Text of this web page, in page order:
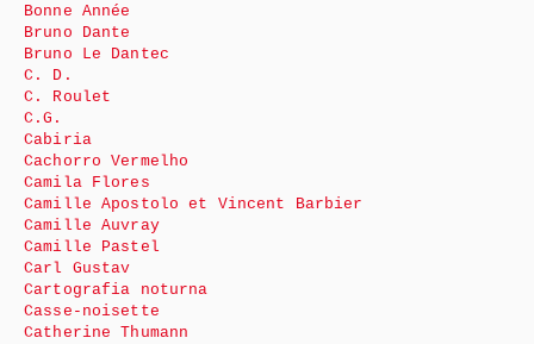
Bonne Année
Bruno Dante
Bruno Le Dantec
C. D.
C. Roulet
C.G.
Cabiria
Cachorro Vermelho
Camila Flores
Camille Apostolo et Vincent Barbier
Camille Auvray
Camille Pastel
Carl Gustav
Cartografia noturna
Casse-noisette
Catherine Thumann